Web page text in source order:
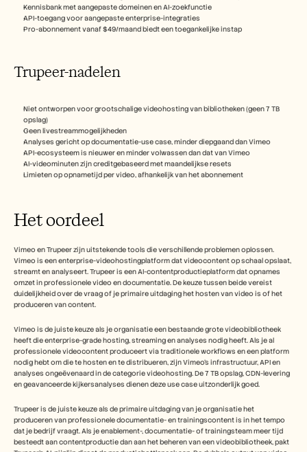
Kennisbank met aangepaste domeinen en AI-zoekfunctie
API-toegang voor aangepaste enterprise-integraties
Pro-abonnement vanaf $49/maand biedt een toegankelijke instap
Trupeer-nadelen
Niet ontworpen voor grootschalige videohosting van bibliotheken (geen 7 TB
opslag)
Geen livestreammogelijkheden
Analyses gericht op documentatie-use case, minder diepgaand dan Vimeo
API-ecosysteem is nieuwer en minder volwassen dan dat van Vimeo
AI-videominuten zijn creditgebaseerd met maandelijkse resets
Limieten op opnametijd per video, afhankelijk van het abonnement
Het oordeel
Vimeo en Trupeer zijn uitstekende tools die verschillende problemen oplossen.
Vimeo is een enterprise-videohostingplatform dat videocontent op schaal opslaat,
streamt en analyseert. Trupeer is een AI-contentproductieplatform dat opnames
omzet in professionele video en documentatie. De keuze tussen beide vereist
duidelijkheid over de vraag of je primaire uitdaging het hosten van video is of het
produceren van content.
Vimeo is de juiste keuze als je organisatie een bestaande grote videobibliotheek
heeft die enterprise-grade hosting, streaming en analyses nodig heeft. Als je al
professionele videocontent produceert via traditionele workflows en een platform
nodig hebt om die te hosten en te distribueren, zijn Vimeo's infrastructuur, API en
analyses ongeëvenaard in de categorie videohosting. De 7 TB opslag, CDN-levering
en geavanceerde kijkersanalyses dienen deze use case uitzonderlijk goed.
Trupeer is de juiste keuze als de primaire uitdaging van je organisatie het
produceren van professionele documentatie- en trainingscontent is in het tempo
dat je bedrijf vraagt. Als je enablement-, documentatie- of trainingsteam meer tijd
besteedt aan contentproductie dan aan het beheren van een videobibliotheek, pakt